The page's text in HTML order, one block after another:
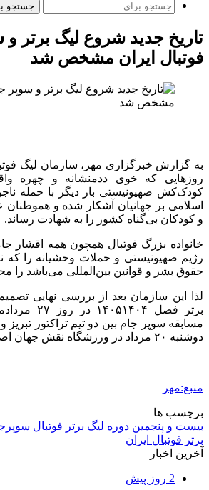
جستجو
تاریخ جدید شروع لیگ برتر و
فوتبال ایران مشخص شد
به گزارش خبرگزاری مهر، سازمان لیگ
روزهایی که خوی ددمنشانه و چهره
کودک‌کش صهیونیستی بار دیگر با حمله
اسلامی بر جهانیان آشکار شده و هموطنان
و کودکان بی‌گناه کشور را به شهادت رساند.
خانواده بزرگ فوتبال همچون همه اقشار
رژیم صهیونیستی و حملات وحشیانه را که
حقوق بشر و قوانین بین‌المللی می‌باشد را
لذا این سازمان بعد از بررسی نهایی
برتر فصل
مسابقه سوپر جام بین دو تیم تراکتور تبریز
دوشنبه ۲۰ مرداد در ورزشگاه نقش جهان اصفهان برگزار می‌شود.
منبع:مهر
برچسب ها
بیست و پنجمین دوره لیگ برتر فوتبال
برتر فوتبال ایران
آخرین اخبار
2 روز پیش